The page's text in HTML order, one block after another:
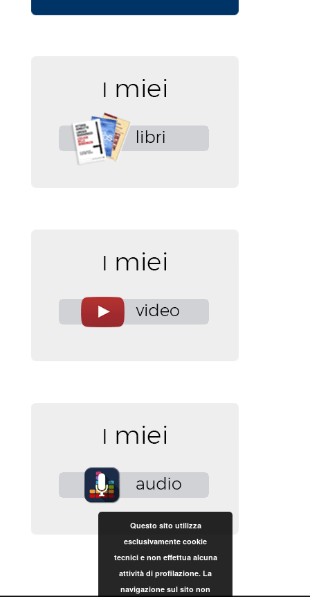
Questo sito utilizza
esclusivamente cookie
tecnici e non effettua alcuna
attività di profilazione. La
navigazione sul sito non